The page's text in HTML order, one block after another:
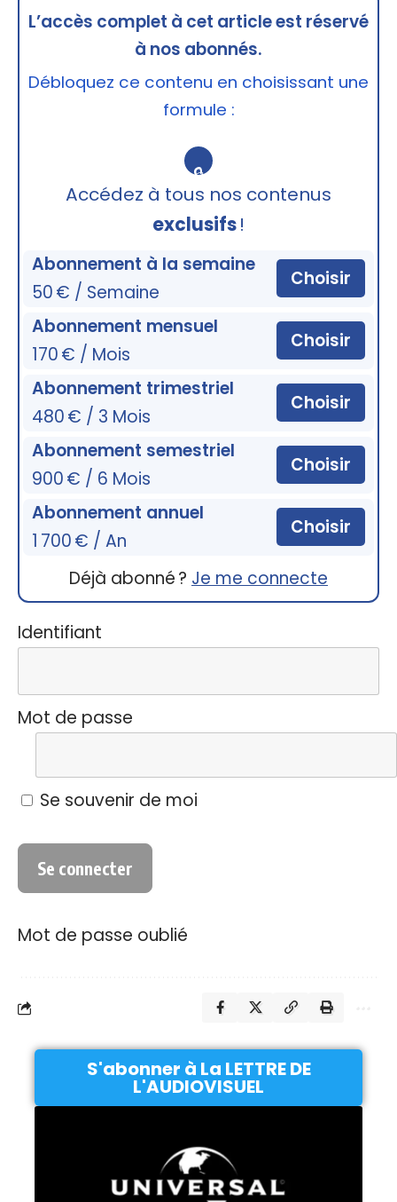
L’accès complet à cet article est réservé
à nos abonnés.
Débloquez ce contenu en choisissant une
formule :
🔒
Accédez à tous nos contenus
exclusifs!
Abonnement à la semaine
50 € / Semaine
Choisir
Abonnement mensuel
170 € / Mois
Choisir
Abonnement trimestriel
480 € / 3 Mois
Choisir
Abonnement semestriel
900 € / 6 Mois
Choisir
Abonnement annuel
1 700 € / An
Choisir
Déjà abonné ? Je me connecte
Identifiant
Mot de passe
Se souvenir de moi
Mot de passe oublié
S'abonner à La LETTRE DE
L'AUDIOVISUEL